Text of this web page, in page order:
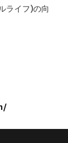
ライフ)の向